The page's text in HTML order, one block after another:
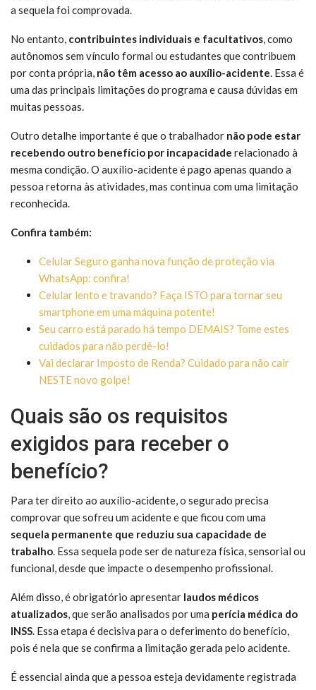
a sequela foi comprovada.
No entanto, contribuintes individuais e facultativos, como
autônomos sem vínculo formal ou estudantes que contribuem
por conta própria, não têm acesso ao auxílio-acidente. Essa é
uma das principais limitações do programa e causa dúvidas em
muitas pessoas.
Outro detalhe importante é que o trabalhador não pode estar
recebendo outro benefício por incapacidade relacionado à
mesma condição. O auxílio-acidente é pago apenas quando a
pessoa retorna às atividades, mas continua com uma limitação
reconhecida.
Confira também:
Celular Seguro ganha nova função de proteção via
WhatsApp: confira!
Celular lento e travando? Faça ISTO para tornar seu
smartphone em uma máquina potente!
Seu carro está parado há tempo DEMAIS? Tome estes
cuidados para não perdê-lo!
Vai declarar Imposto de Renda? Cuidado para não cair
NESTE novo golpe!
Quais são os requisitos
exigidos para receber o
benefício?
Para ter direito ao auxílio-acidente, o segurado precisa
comprovar que sofreu um acidente e que ficou com uma
sequela permanente que reduziu sua capacidade de
trabalho. Essa sequela pode ser de natureza física, sensorial ou
funcional, desde que impacte o desempenho profissional.
Além disso, é obrigatório apresentar laudos médicos
atualizados, que serão analisados por uma perícia médica do
INSS. Essa etapa é decisiva para o deferimento do benefício,
pois é nela que se confirma a limitação gerada pelo acidente.
É essencial ainda que a pessoa esteja devidamente registrada